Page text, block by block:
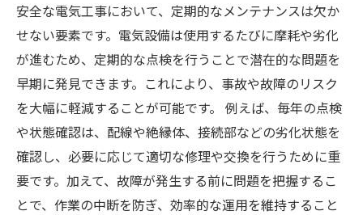
安全な電気工事において、定期的なメンテナンスは欠か
せない要素です。電気設備は使用するたびに摩耗や劣化
が進むため、定期的な点検を行うことで潜在的な問題を
早期に発見できます。これにより、事故や故障のリスク
を大幅に軽減することが可能です。 例えば、毎年の点検
や状態確認は、配線や絶縁体、接続部などの劣化状態を
確認し、必要に応じて適切な修理や交換を行うために重
要です。加えて、故障が発生する前に問題を把握するこ
とで、作業の中断を防ぎ、効率的な運用を維持すること